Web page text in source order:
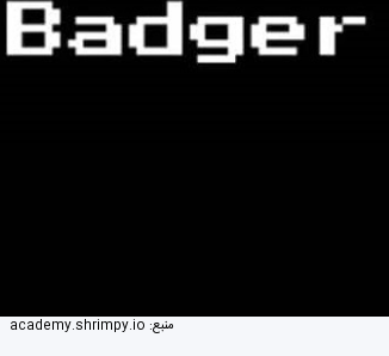
منبع: academy.shrimpy.io